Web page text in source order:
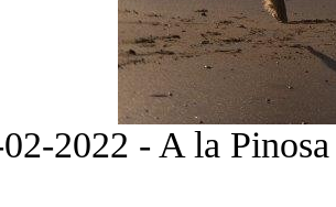
2022 - A la